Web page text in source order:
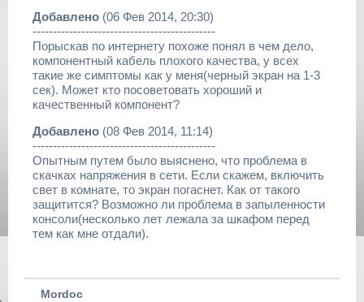
Добавлено (06 Фев 2014, 20:30)
---------------------------------------------
Порыскав по интернету похоже понял в чем дело,
компонентный кабель плохого качества, у всех
такие же симптомы как у меня(черный экран на 1-3
сек). Может кто посоветовать хороший и
качественный компонент?
Добавлено (08 Фев 2014, 11:14)
---------------------------------------------
Опытным путем было выяснено, что проблема в
скачках напряжения в сети. Если скажем, включить
свет в комнате, то экран погаснет. Как от такого
защитится? Возможно ли проблема в запыленности
консоли(несколько лет лежала за шкафом перед
тем как мне отдали).
Mordoc